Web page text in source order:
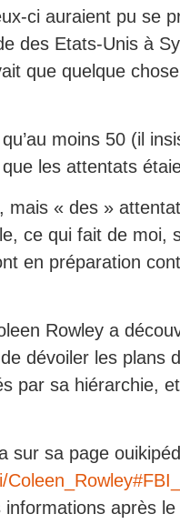
ci auraient pu se
des Etats-Unis à
que quelque
moins 50 (il
les attentats
mais « des »
ce qui fait de moi,
en préparation
Rowley a
dévoiler les plans
par sa hiérarchie,
sur sa page
informations après